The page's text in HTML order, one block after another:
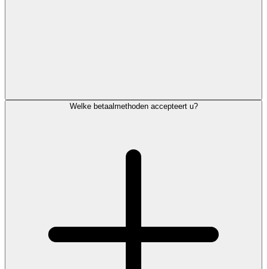
Welke betaalmethoden accepteert u?